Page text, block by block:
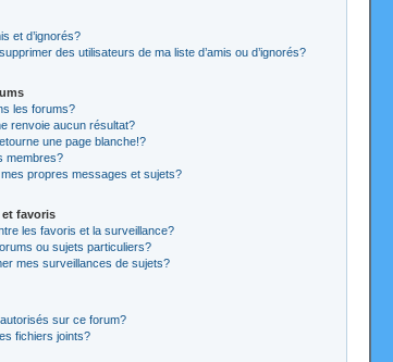
et d’ignorés?
des utilisateurs de ma liste d’amis ou d’ignorés?
les forums?
renvoie aucun résultat?
une page blanche!?
membres?
propres messages et sujets?
et favoris
les favoris et la surveillance?
ou sujets particuliers?
mes surveillances de sujets?
sur ce forum?
fichiers joints?